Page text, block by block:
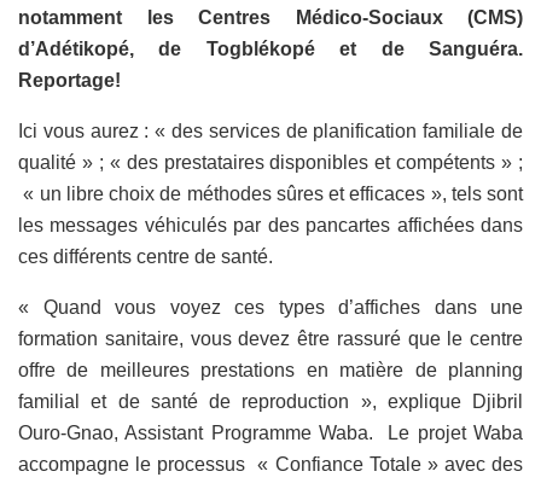
notamment les Centres Médico-Sociaux (CMS)
d’Adétikopé, de Togblékopé et de Sanguéra.
Reportage!
Ici vous aurez : « des services de planification familiale de
qualité » ; « des prestataires disponibles et compétents » ;
« un libre choix de méthodes sûres et efficaces », tels sont
les messages véhiculés par des pancartes affichées dans
ces différents centre de santé.
« Quand vous voyez ces types d’affiches dans une
formation sanitaire, vous devez être rassuré que le centre
offre de meilleures prestations en matière de planning
familial et de santé de reproduction », explique Djibril
Ouro-Gnao, Assistant Programme Waba. Le projet Waba
accompagne le processus « Confiance Totale » avec des